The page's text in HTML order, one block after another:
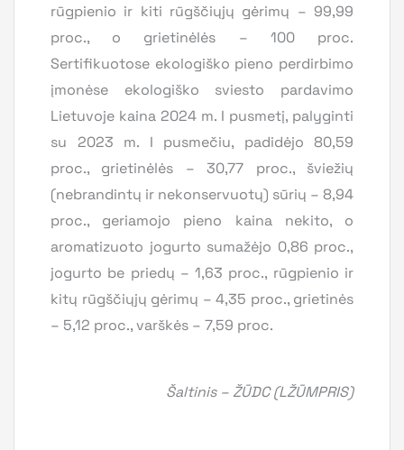
rūgpienio ir kiti rūgščiųjų gėrimų – 99,99
proc., o grietinėlės – 100 proc.
Sertifikuotose ekologiško pieno perdirbimo
įmonėse ekologiško sviesto pardavimo
Lietuvoje kaina 2024 m. I pusmetį, palyginti
su 2023 m. I pusmečiu, padidėjo 80,59
proc., grietinėlės – 30,77 proc., šviežių
(nebrandintų ir nekonservuotų) sūrių – 8,94
proc., geriamojo pieno kaina nekito, o
aromatizuoto jogurto sumažėjo 0,86 proc.,
jogurto be priedų – 1,63 proc., rūgpienio ir
kitų rūgščiųjų gėrimų – 4,35 proc., grietinės
– 5,12 proc., varškės – 7,59 proc.
Šaltinis – ŽŪDC (LŽŪMPRIS)